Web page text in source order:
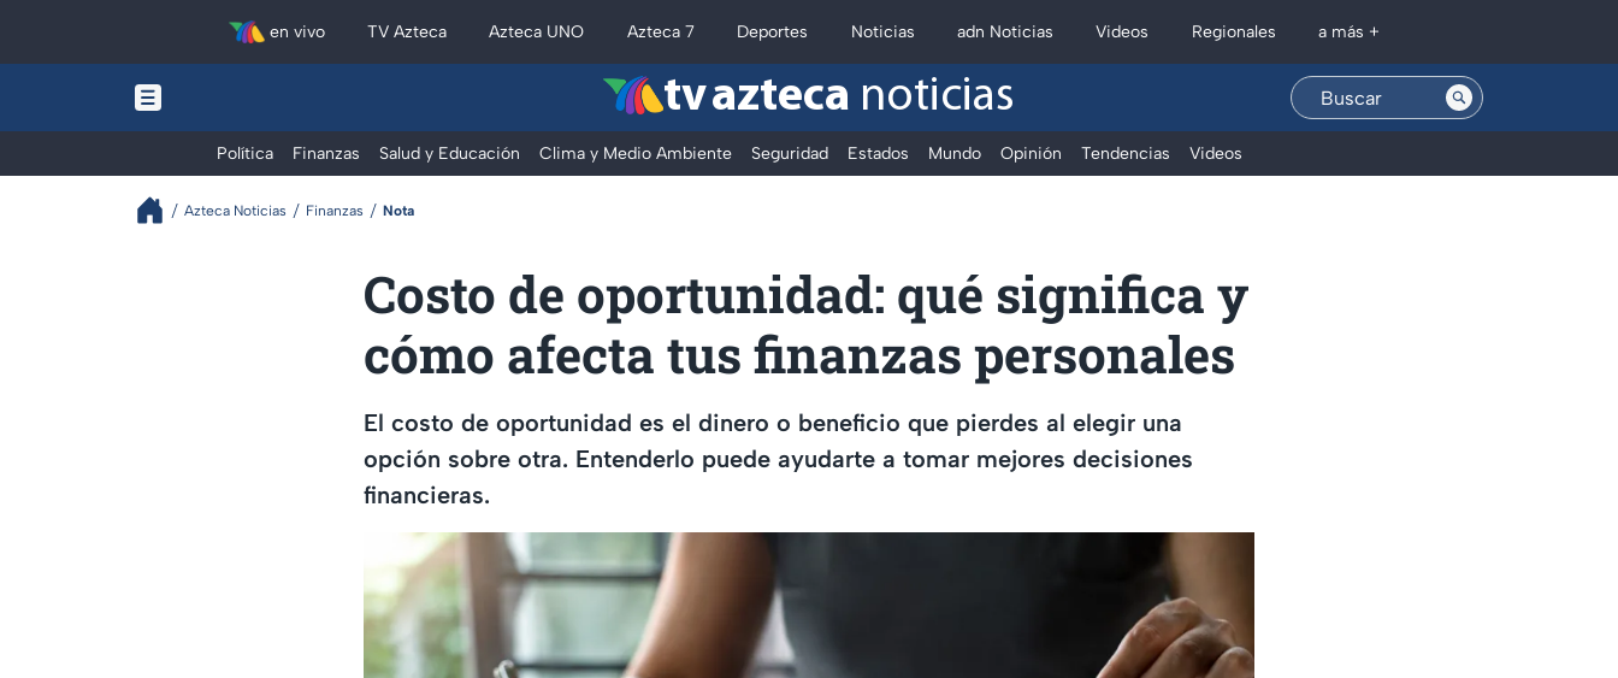
en vivo TV Azteca Azteca UNO Azteca 7 Deportes Noticias adn Noticias Videos Regionales a más +
tv azteca noticias
Política Finanzas Salud y Educación Clima y Medio Ambiente Seguridad Estados Mundo Opinión Tendencias Videos
Azteca Noticias Finanzas Nota
Costo de oportunidad: qué significa y
cómo afecta tus finanzas personales
El costo de oportunidad es el dinero o beneficio que pierdes al elegir una
opción sobre otra. Entenderlo puede ayudarte a tomar mejores decisiones
financieras.